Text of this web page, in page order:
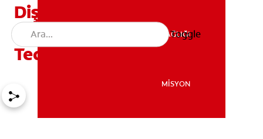
MİSYON
AĞIZ SAĞLIĞI
MİSYON
Toggle
Diş Çekimi Sonrası Kemik
Enfeksiyonu Belirtileri ve
Tedavi Yöntemleri